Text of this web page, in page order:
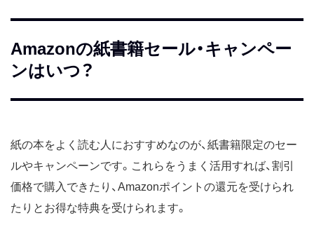
Amazonの紙書籍セール・キャンペー
ンはいつ？
紙の本をよく読む人におすすめなのが、紙書籍限定のセー
ルやキャンペーンです。これらをうまく活用すれば、割引
価格で購入できたり、Amazonポイントの還元を受けられ
たりとお得な特典を受けられます。